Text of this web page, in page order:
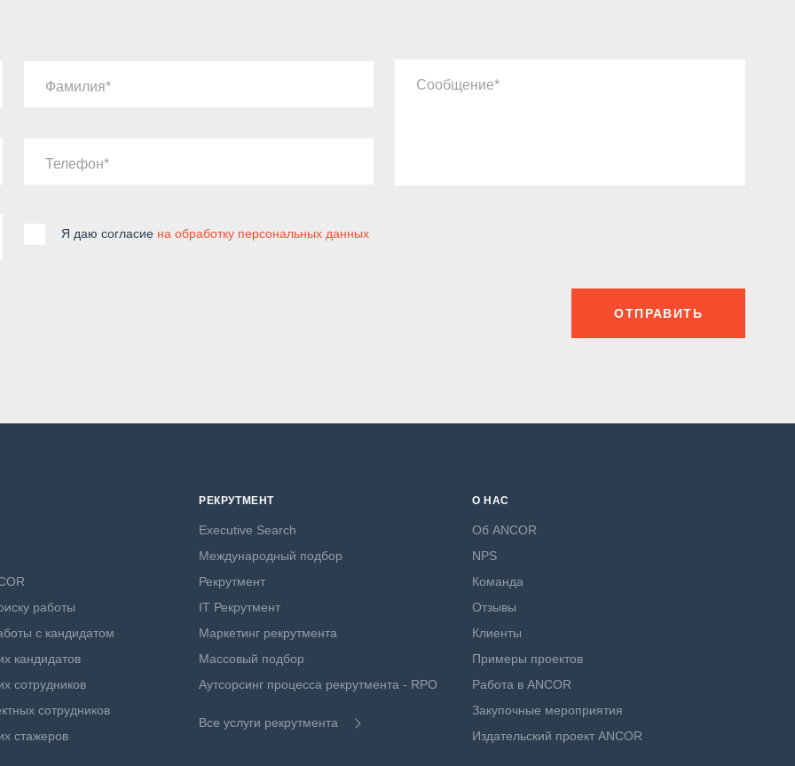
Фамилия
Телефон
Сообщение
Я даю согласие на обработку персональных данных
ОТПРАВИТЬ
работы
с кандидатом
кандидатов
сотрудников
сотрудников
стажеров
РЕКРУТМЕНТ
Executive Search
Международный подбор
Рекрутмент
IT Рекрутмент
Маркетинг рекрутмента
Массовый подбор
Аутсорсинг процесса рекрутмента - RPO
Все услуги рекрутмента
О НАС
Об ANCOR
NPS
Команда
Отзывы
Клиенты
Примеры проектов
Работа в ANCOR
Закупочные мероприятия
Издательский проект ANCOR